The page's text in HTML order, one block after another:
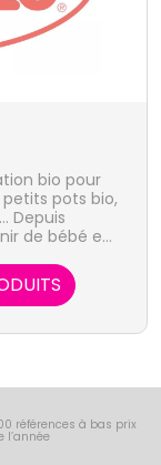
bio pour
pots bio,
Depuis
de bébé en
l’utilisation
du fait
références à bas prix
l’année